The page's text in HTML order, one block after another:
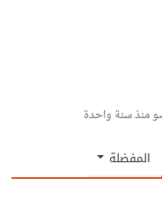
منذسنة واحدة
المفضلة